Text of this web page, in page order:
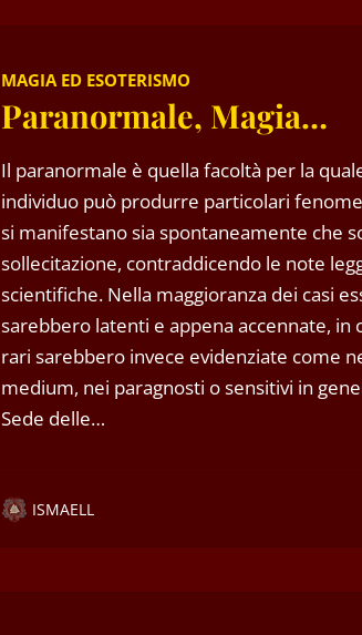
MAGIA ED ESOTERISMO
Paranormale, Magia…
Il paranormale è quella facoltà per la
individuo può produrre particolari
si manifestano sia spontaneamente che
sollecitazione, contraddicendo le note
scientifiche. Nella maggioranza dei casi
sarebbero latenti e appena accennate, in
rari sarebbero invece evidenziate come
medium, nei paragnosti o sensitivi in
Sede delle…
ISMAELL